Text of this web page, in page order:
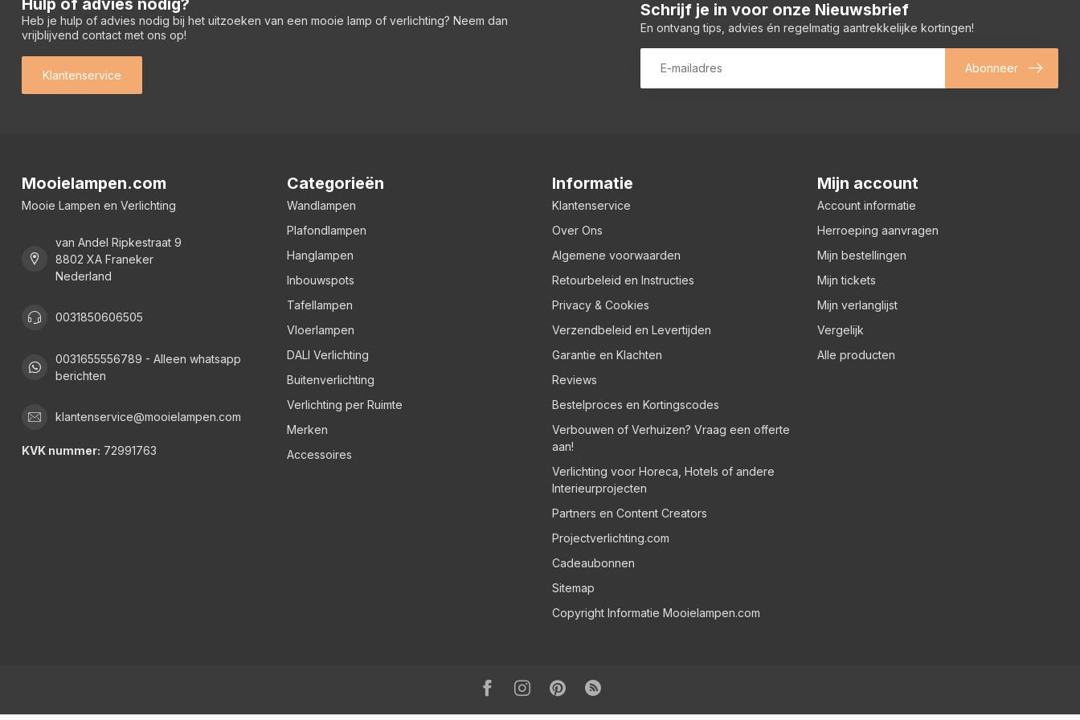
Hulp of advies nodig?
Heb je hulp of advies nodig bij het uitzoeken van een mooie lamp of verlichting? Neem dan
vrijblijvend contact met ons op!
Klantenservice
Schrijf je in voor onze Nieuwsbrief
En ontvang tips, advies én regelmatig aantrekkelijke kortingen!
Abonneer
Mooielampen.com
Mooie Lampen en Verlichting
van Andel Ripkestraat 9
8802 XA Franeker
Nederland
0031850606505
0031655556789 - Alleen whatsapp
berichten
klantenservice@mooielampen.com
KVK nummer: 72991763
Categorieën
Wandlampen
Plafondlampen
Hanglampen
Inbouwspots
Tafellampen
Vloerlampen
DALI Verlichting
Buitenverlichting
Verlichting per Ruimte
Merken
Accessoires
Informatie
Klantenservice
Over Ons
Algemene voorwaarden
Retourbeleid en Instructies
Privacy & Cookies
Verzendbeleid en Levertijden
Garantie en Klachten
Reviews
Bestelproces en Kortingscodes
Verbouwen of Verhuizen? Vraag een offerte
aan!
Verlichting voor Horeca, Hotels of andere
Interieurprojecten
Partners en Content Creators
Projectverlichting.com
Cadeaubonnen
Sitemap
Copyright Informatie Mooielampen.com
Mijn account
Account informatie
Herroeping aanvragen
Mijn bestellingen
Mijn tickets
Mijn verlanglijst
Vergelijk
Alle producten